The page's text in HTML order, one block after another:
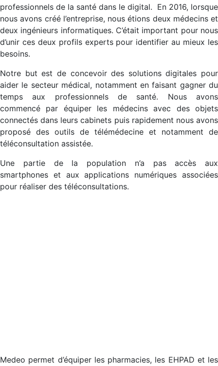
professionnels de la santé dans le digital. En 2016, lorsque
nous avons créé l’entreprise, nous étions deux médecins et
deux ingénieurs informatiques. C’était important pour nous
d’unir ces deux profils experts pour identifier au mieux les
besoins.
Notre but est de concevoir des solutions digitales pour
aider le secteur médical, notamment en faisant gagner du
temps aux professionnels de santé. Nous avons
commencé par équiper les médecins avec des objets
connectés dans leurs cabinets puis rapidement nous avons
proposé des outils de télémédecine et notamment de
téléconsultation assistée.
Une partie de la population n’a pas accès aux
smartphones et aux applications numériques associées
pour réaliser des téléconsultations.
Medeo permet d’équiper les pharmacies, les EHPAD et les